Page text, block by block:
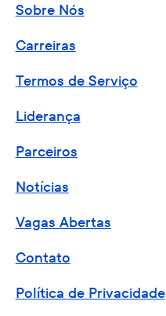
Sobre Nós
Carreiras
Termos de Serviço
Liderança
Parceiros
Notícias
Vagas Abertas
Contato
Política de Privacidade